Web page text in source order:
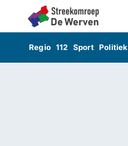
Regio 112 Sport Politiek